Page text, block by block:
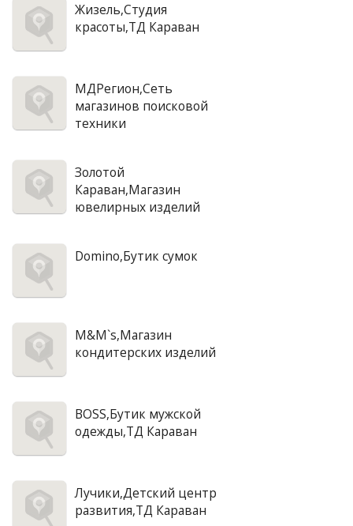
Жизель,Студия
красоты,ТД Караван
МДРегион,Сеть
магазинов поисковой
техники
Золотой
Караван,Магазин
ювелирных изделий
Domino,Бутик сумок
M&M`s,Магазин
кондитерских изделий
BOSS,Бутик мужской
одежды,ТД Караван
Лучики,Детский центр
развития,ТД Караван